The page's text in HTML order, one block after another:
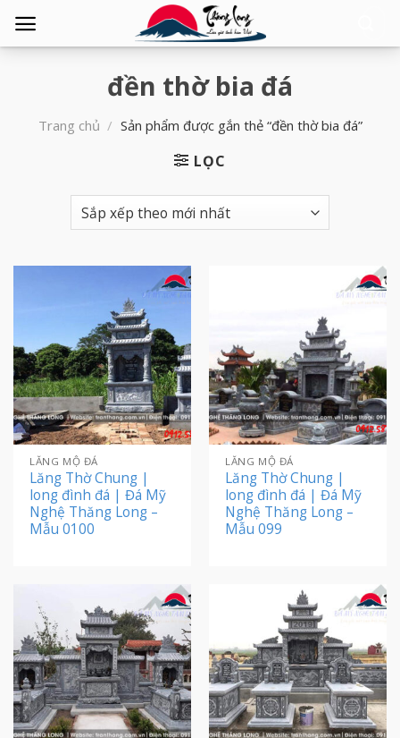
đền thờ bia đá
Trang chủ / Sản phẩm được gắn thẻ “đền thờ bia đá”
LỌC
LĂNG MỘ ĐÁ
Lăng Thờ Chung |
long đình đá | Đá Mỹ
Nghệ Thăng Long –
Mẫu 0100
LĂNG MỘ ĐÁ
Lăng Thờ Chung |
long đình đá | Đá Mỹ
Nghệ Thăng Long –
Mẫu 099